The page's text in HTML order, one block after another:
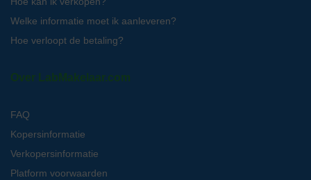
Welke informatie moet ik aanleveren?
Hoe verloopt de betaling?
Over LabMakelaar.com
FAQ
Kopersinformatie
Verkopersinformatie
Platform voorwaarden